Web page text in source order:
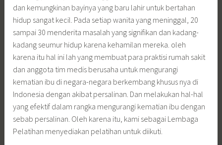
dan kemungkinan bayinya yang baru lahir untuk bertahan
hidup sangat kecil. Pada setiap wanita yang meninggal, 20
sampai 30 menderita masalah yang signifikan dan kadang-
kadang seumur hidup karena kehamilan mereka. oleh
karena itu hal ini lah yang membuat para praktisi rumah sakit
dan anggota tim medis berusaha untuk mengurangi
kematian ibu di negara-negara berkembang khusus nya di
Indonesia dengan akibat persalinan. Dan melakukan hal-hal
yang efektif dalam rangka mengurangi kematian ibu dengan
sebab persalinan. Oleh karena itu, kami sebagai Lembaga
Pelatihan menyediakan pelatihan untuk diikuti.